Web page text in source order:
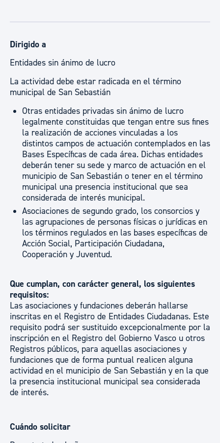
Dirigido a
Entidades sin ánimo de lucro
La actividad debe estar radicada en el término
municipal de San Sebastián
Otras entidades privadas sin ánimo de lucro
legalmente constituidas que tengan entre sus fines
la realización de acciones vinculadas a los
distintos campos de actuación contemplados en las
Bases Específicas de cada área. Dichas entidades
deberán tener su sede y marco de actuación en el
municipio de San Sebastián o tener en el término
municipal una presencia institucional que sea
considerada de interés municipal.
Asociaciones de segundo grado, los consorcios y
las agrupaciones de personas físicas o jurídicas en
los términos regulados en las bases específicas de
Acción Social, Participación Ciudadana,
Cooperación y Juventud.
Que cumplan, con carácter general, los siguientes
requisitos:
Las asociaciones y fundaciones deberán hallarse
inscritas en el Registro de Entidades Ciudadanas. Este
requisito podrá ser sustituido excepcionalmente por la
inscripción en el Registro del Gobierno Vasco u otros
Registros públicos, para aquellas asociaciones y
fundaciones que de forma puntual realicen alguna
actividad en el municipio de San Sebastián y en la que
la presencia institucional municipal sea considerada
de interés.
Cuándo solicitar